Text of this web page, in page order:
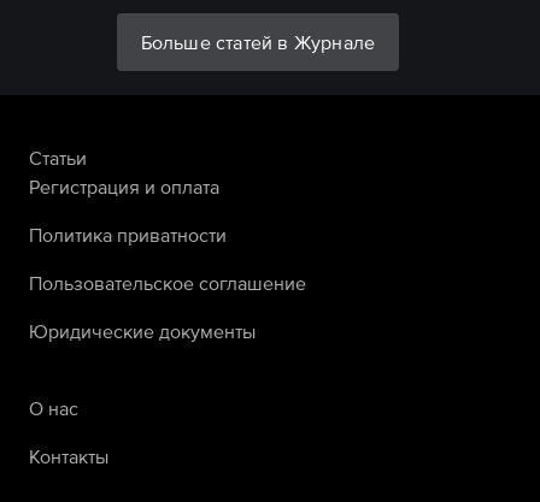
Больше статей в Журнале
Статьи
Регистрация и оплата
Политика приватности
Пользовательское соглашение
Юридические документы
О нас
Контакты